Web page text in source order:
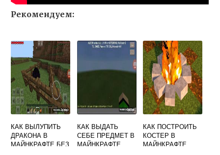
Рекомендуем:
КАК ВЫЛУПИТЬ
ДРАКОНА В
МАЙНКРАФТЕ БЕЗ
КАК ВЫДАТЬ
СЕБЕ ПРЕДМЕТ В
МАЙНКРАФТЕ
КАК ПОСТРОИТЬ
КОСТЕР В
МАЙНКРАФТЕ